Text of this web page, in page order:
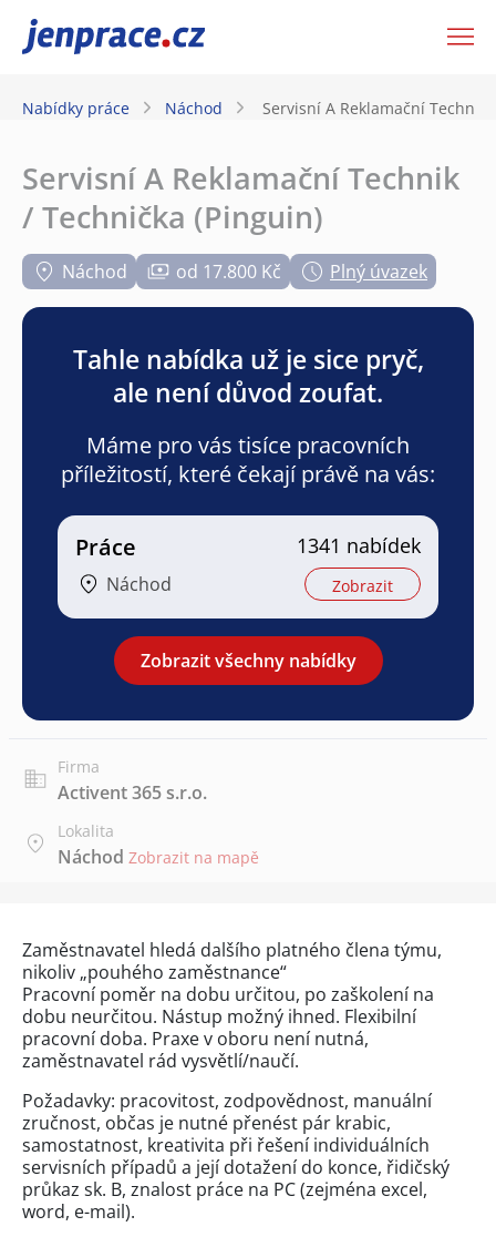
JenPráce.cz
Nabídky práce Náchod Servisní A Reklamační Technik
Servisní A Reklamační Technik
/ Technička (Pinguin)
Náchod od 17.800 Kč Plný úvazek
Tahle nabídka už je sice pryč,
ale není důvod zoufat.
Máme pro vás tisíce pracovních
příležitostí, které čekají právě na vás:
Práce
Náchod
1341 nabídek
Zobrazit
Zobrazit všechny nabídky
Firma
Activent 365 s.r.o.
Lokalita
Náchod Zobrazit na mapě
Zaměstnavatel hledá dalšího platného člena týmu,
nikoliv „pouhého zaměstnance“
Pracovní poměr na dobu určitou, po zaškolení na
dobu neurčitou. Nástup možný ihned. Flexibilní
pracovní doba. Praxe v oboru není nutná,
zaměstnavatel rád vysvětlí/naučí.
Požadavky: pracovitost, zodpovědnost, manuální
zručnost, občas je nutné přenést pár krabic,
samostatnost, kreativita při řešení individuálních
servisních případů a její dotažení do konce, řidičský
průkaz sk. B, znalost práce na PC (zejména excel,
word, e-mail).